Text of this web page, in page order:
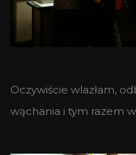
Oczywiście wlazłam,
wąchania i tym razem